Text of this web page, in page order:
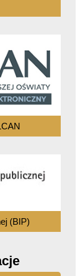
(BIP)